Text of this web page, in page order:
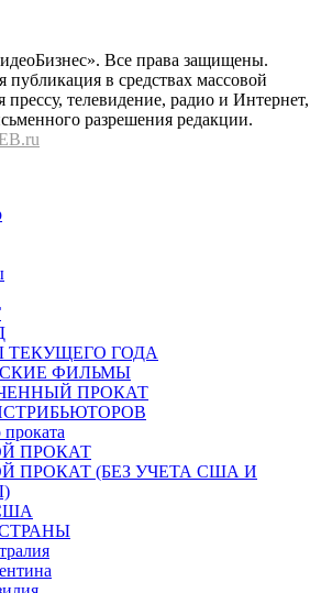
Все права защищены.
публикация в средствах массовой
телевидение, радио и Интернет,
разрешения редакции.
ГОДА
ФИЛЬМЫ
ПРОКАТ
ПРОКАТ
ПРОКАТ (БЕЗ УЧЕТА США И